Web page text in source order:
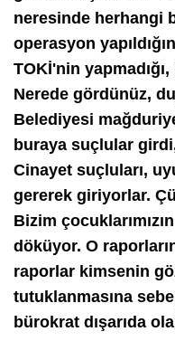
neresinde herhangi
operasyon
TOKİ'nin
Nerede gördünüz,
Belediyesi
buraya suçlular
Cinayet suçluları,
gererek giriyorlar.
Bizim
döküyor. O
raporlar kimsenin
tutuklanmasına
bürokrat dışarıda